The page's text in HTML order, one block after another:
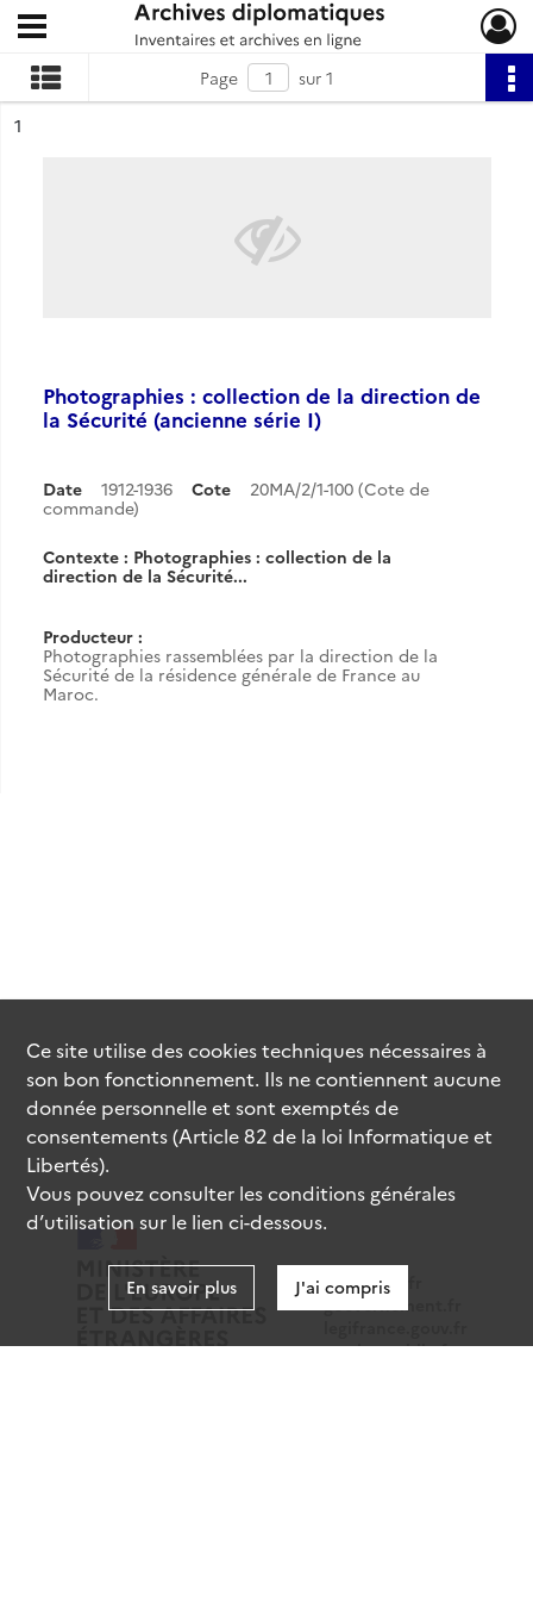
Archives diplomatiques
Ouvrir le menu déroulant
Page
sur 1
n°
1
Photographies : collection de la direction de
la Sécurité (ancienne série I)
Date 1912-1936 Cote
20MA/2/1-100 (Cote de
commande)
Contexte : Photographies : collection de la
direction de la Sécurité...
Producteur :
Photographies rassemblées par la direction de la
Sécurité de la résidence générale de France au
Maroc.
data.gouv.fr
gouvernement.fr
service-public.fr
Ce site utilise descookiestechniques nécessaires à
son bon fonctionnement. Ils ne contiennent aucune
donnée personnelle et sont exemptés de
consentements (Article 82 de la loi Informatique et
Libertés).
Vous pouvez consulter les conditions générales
d’utilisation sur le lien ci-dessous.
En savoir plus J'ai compris